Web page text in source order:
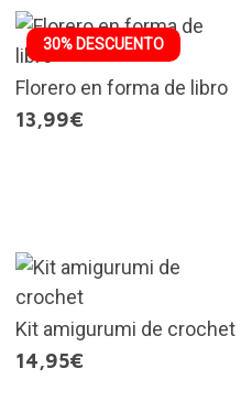
30% DESCUENTO
Florero en forma de libro
13,99€
Kit amigurumi de crochet
14,95€